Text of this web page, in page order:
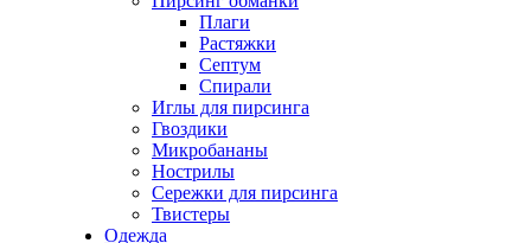
Плаги
Растяжки
Септум
Спирали
Иглы для пирсинга
Гвоздики
Микробананы
Нострилы
Сережки для пирсинга
Твистеры
Одежда